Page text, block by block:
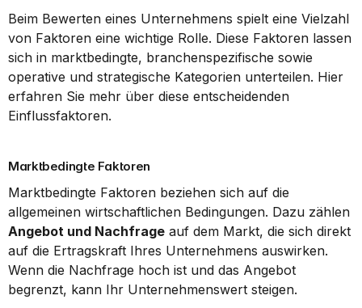
Beim Bewerten eines Unternehmens spielt eine Vielzahl
von Faktoren eine wichtige Rolle. Diese Faktoren lassen
sich in marktbedingte, branchenspezifische sowie
operative und strategische Kategorien unterteilen. Hier
erfahren Sie mehr über diese entscheidenden
Einflussfaktoren.
Marktbedingte Faktoren
Marktbedingte Faktoren beziehen sich auf die
Angebot und Nachfrage auf dem Markt, die sich direkt
auf die Ertragskraft Ihres Unternehmens auswirken.
Wenn die Nachfrage hoch ist und das Angebot
begrenzt, kann Ihr Unternehmenswert steigen.